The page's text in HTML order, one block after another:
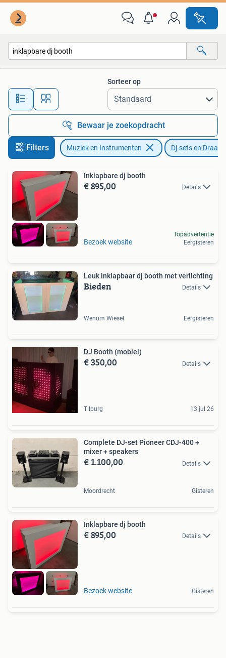
Alle afstanden…
Sorteer op
Bewaar je zoekopdracht
Filters Muziek en Instrumenten Dj-sets en
Inklapbare dj booth
€ 895,00 Details
Bezoek website
Topadvertentie
Eergisteren
Leuk inklapbaar dj booth met verlichting
Bieden Details
Wenum Wiesel Eergisteren
DJ Booth (mobiel)
€ 350,00 Details
Tilburg 13 jul 26
Complete DJ-set Pioneer CDJ-400 +
mixer + speakers
€ 1.100,00 Details
Moordrecht Gisteren
Inklapbare dj booth
€ 895,00 Details
Bezoek website Gisteren